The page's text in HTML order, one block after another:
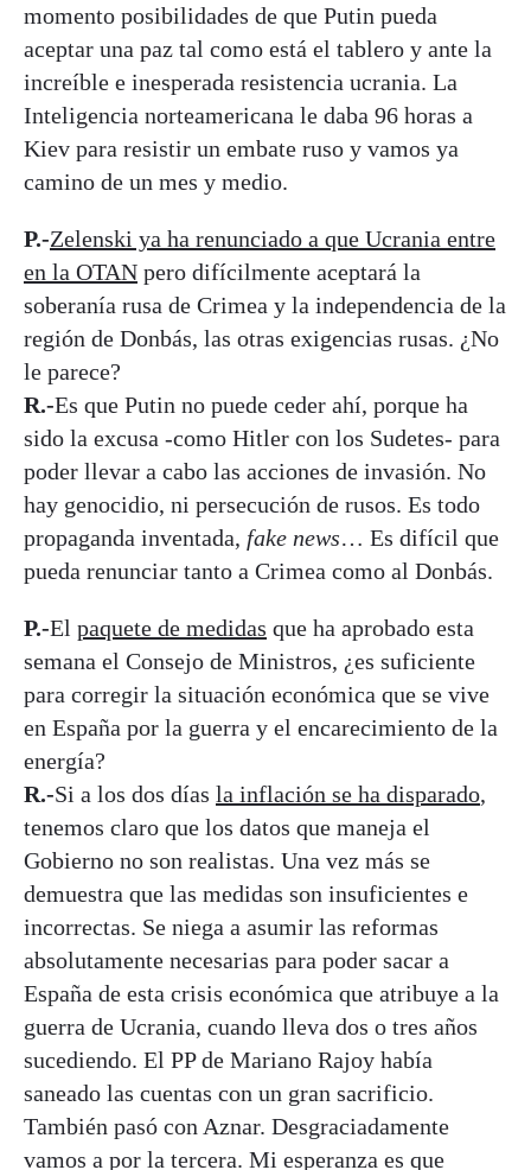
momento posibilidades de que Putin pueda
aceptar una paz tal como está el tablero y ante la
increíble e inesperada resistencia ucrania. La
Inteligencia norteamericana le daba 96 horas a
Kiev para resistir un embate ruso y vamos ya
camino de un mes y medio.
P.-Zelenski ya ha renunciado a que Ucrania entre
en la OTAN pero difícilmente aceptará la
soberanía rusa de Crimea y la independencia de la
región de Donbás, las otras exigencias rusas. ¿No
le parece?
R.-Es que Putin no puede ceder ahí, porque ha
sido la excusa -como Hitler con los Sudetes- para
poder llevar a cabo las acciones de invasión. No
hay genocidio, ni persecución de rusos. Es todo
propaganda inventada, fake news… Es difícil que
pueda renunciar tanto a Crimea como al Donbás.
P.-El paquete de medidas que ha aprobado esta
semana el Consejo de Ministros, ¿es suficiente
para corregir la situación económica que se vive
en España por la guerra y el encarecimiento de la
energía?
R.-Si a los dos días la inflación se ha disparado,
tenemos claro que los datos que maneja el
Gobierno no son realistas. Una vez más se
demuestra que las medidas son insuficientes e
incorrectas. Se niega a asumir las reformas
absolutamente necesarias para poder sacar a
España de esta crisis económica que atribuye a la
guerra de Ucrania, cuando lleva dos o tres años
sucediendo. El PP de Mariano Rajoy había
saneado las cuentas con un gran sacrificio.
También pasó con Aznar. Desgraciadamente
vamos a por la tercera. Mi esperanza es que